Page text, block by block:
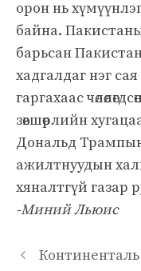
орон нь
байна.
барьсан
хадгалдаг нэг
гаргахаас
зөвшөөрлийн
Дональд
ажилтнуудын
хяналтгүй газар
-Миний Льюис
Континенталь